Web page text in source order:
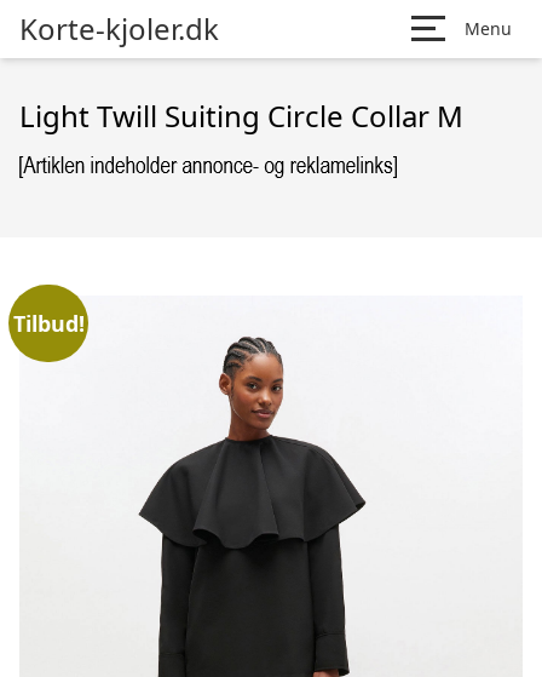
Korte-kjoler.dk Menu
Light Twill Suiting Circle Collar M
Tilbud!